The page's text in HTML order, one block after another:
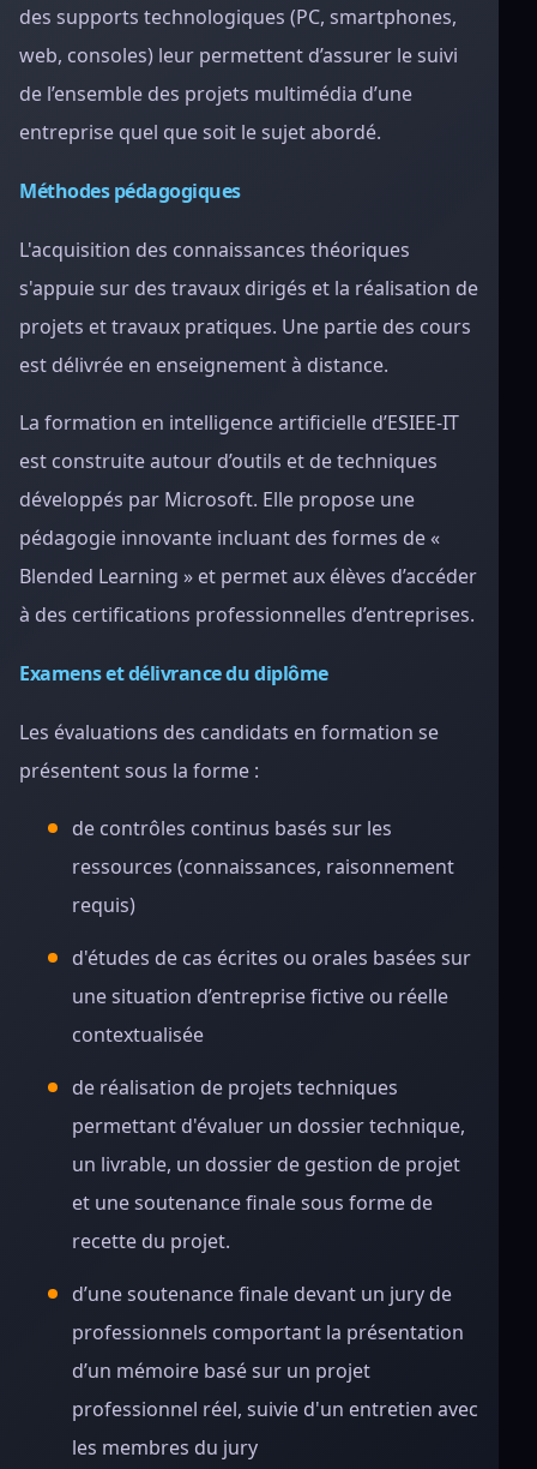
des supports technologiques (PC, smartphones,
web, consoles) leur permettent d’assurer le suivi
de l’ensemble des projets multimédia d’une
entreprise quel que soit le sujet abordé.
Méthodes pédagogiques
L'acquisition des connaissances théoriques
s'appuie sur des travaux dirigés et la réalisation de
projets et travaux pratiques. Une partie des cours
est délivrée en enseignement à distance.
La formation en intelligence artificielle d’ESIEE-IT
est construite autour d’outils et de techniques
développés par Microsoft. Elle propose une
pédagogie innovante incluant des formes de «
Blended Learning » et permet aux élèves d’accéder
à des certifications professionnelles d’entreprises.
Examens et délivrance du diplôme
Les évaluations des candidats en formation se
présentent sous la forme :
de contrôles continus basés sur les
ressources (connaissances, raisonnement
requis)
d'études de cas écrites ou orales basées sur
une situation d’entreprise fictive ou réelle
contextualisée
de réalisation de projets techniques
permettant d'évaluer un dossier technique,
un livrable, un dossier de gestion de projet
et une soutenance finale sous forme de
recette du projet.
d’une soutenance finale devant un jury de
professionnels comportant la présentation
d’un mémoire basé sur un projet
professionnel réel, suivie d'un entretien avec
les membres du jury